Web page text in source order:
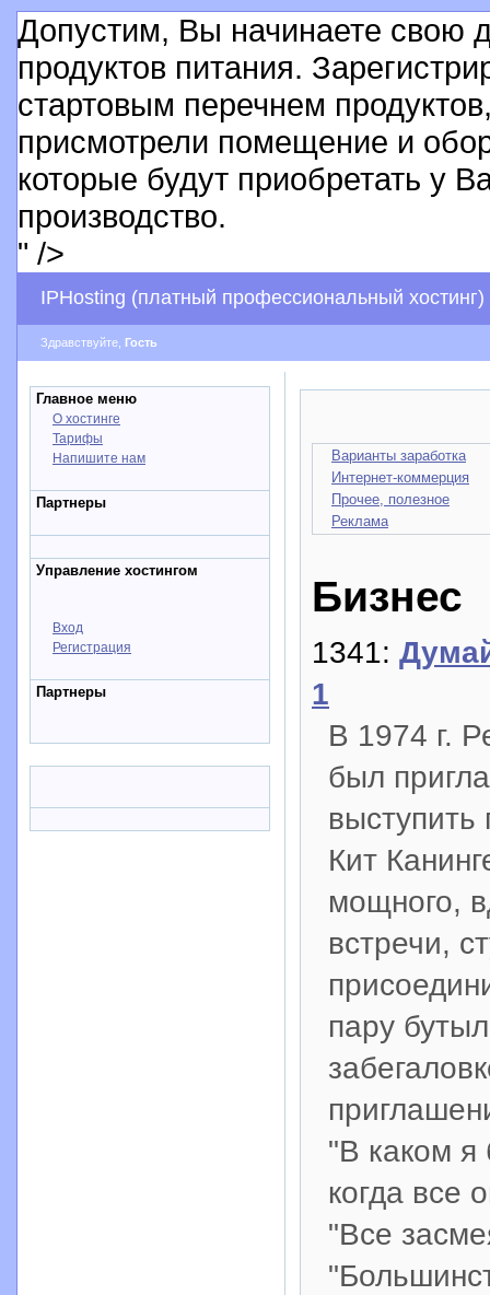
Допустим, Вы начинаете свою
продуктов питания.
стартовым перечнем
присмотрели помещение и
которые будут приобретать у
производство.
" />
IPHosting (платный профессиональный хостинг)
Здравствуйте, Гость
Главное меню
О хостинге
Тарифы
Напишите нам
Партнеры
Управление хостингом
Вход
Регистрация
Партнеры
Варианты заработка
Интернет-коммерция
Прочее, полезное
Реклама
Бизнес
1341:
1
В 1974 г.
был
Кит
мощного,
встречи,
пару
"В каком я
когда все
"Все